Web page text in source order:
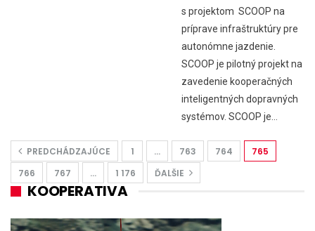
s projektom SCOOP na
príprave infraštruktúry pre
autonómne jazdenie.
SCOOP je pilotný projekt na
zavedenie kooperačných
inteligentných dopravných
systémov. SCOOP je…
PREDCHÁDZAJÚCE 1 … 763 764
765
766
767 … 1 176 ĎALŠIE
KOOPERATIVA